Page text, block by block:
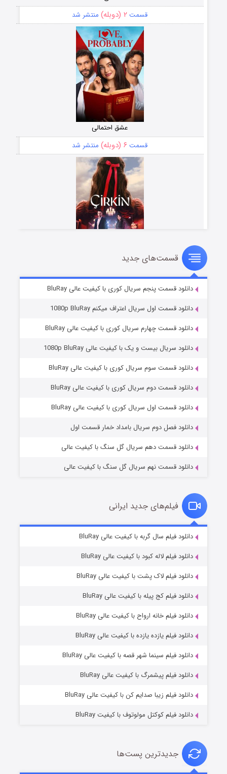
قسمت ۲ (دوبله) منتشر شد
عشق احتمالی
قسمت ۶ (دوبله) منتشر شد
سریال زشت
قسمت۵ (زیرنویس) منتشر شد
وستی ها
قسمت۱ (زیرنویس) منتشر شد
قسمت۶ (زیرنویس) منتشر شد
قسمت‌های جدید
دانلود قسمت پنجم سریال کوری با کیفیت عالی BluRay
دانلود قسمت اول سریال اعتراف میکنم 1080p BluRay
دانلود قسمت چهارم سریال کوری با کیفیت عالی BluRay
دانلود سریال بیست و یک با کیفیت عالی 1080p BluRay
دانلود قسمت سوم سریال کوری با کیفیت عالی BluRay
دانلود قسمت دوم سریال کوری با کیفیت عالی BluRay
دانلود قسمت اول سریال کوری با کیفیت عالی BluRay
دانلود فصل دوم سریال بامداد خمار قسمت اول
دانلود قسمت دهم سریال گل سنگ با کیفیت عالی
دانلود قسمت نهم سریال گل سنگ با کیفیت عالی
فیلم‌های جدید ایرانی
دانلود فیلم سال گربه با کیفیت عالی BluRay
دانلود فیلم لاله کبود با کیفیت عالی BluRay
دانلود فیلم لاک پشت با کیفیت عالی BluRay
دانلود فیلم کج‌ پیله با کیفیت عالی BluRay
دانلود فیلم خانه ارواح با کیفیت عالی BluRay
دانلود فیلم یازده یازده با کیفیت عالی BluRay
دانلود فیلم سینما شهر قصه با کیفیت عالی BluRay
دانلود فیلم پیشمرگ با کیفیت عالی BluRay
دانلود فیلم زیبا صدایم کن با کیفیت عالی BluRay
دانلود فیلم کوکتل مولوتوف با کیفیت BluRay
جدیدترین پست‌ها